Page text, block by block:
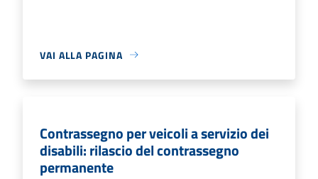
VAI ALLA PAGINA
Contrassegno per veicoli a servizio dei
disabili: rilascio del contrassegno
permanente